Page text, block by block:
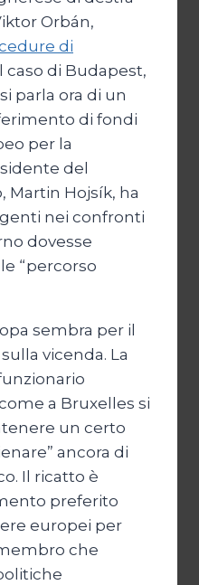
Orbán,
di
caso di Budapest,
parla ora di un
di fondi
per la
del
Martin Hojsík, ha
nei confronti
dovesse
“percorso
sembra per il
vicenda. La
a Bruxelles si
un certo
ancora di
Il ricatto è
preferito
europei per
che